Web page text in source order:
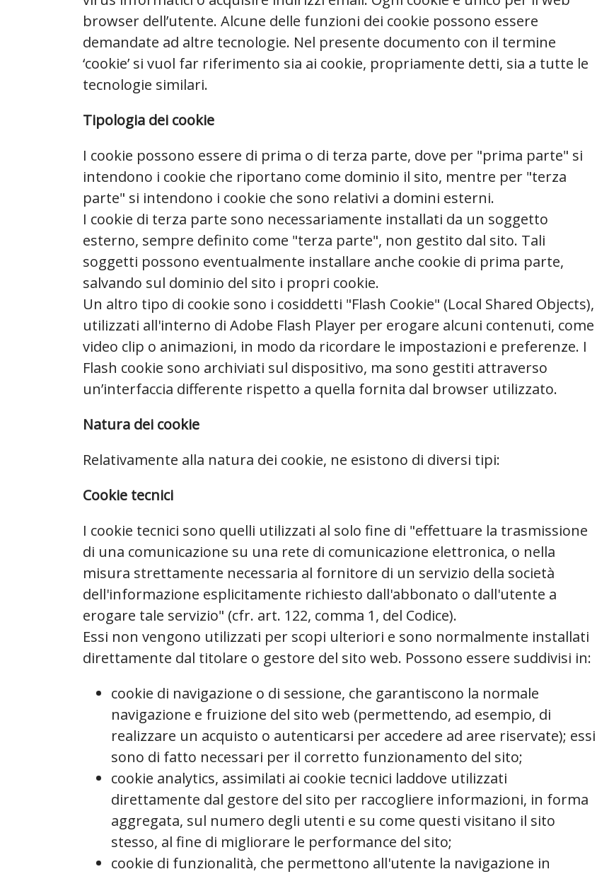
browser dell’utente. Alcune delle funzioni dei cookie possono essere
demandate ad altre tecnologie. Nel presente documento con il termine
‘cookie’ si vuol far riferimento sia ai cookie, propriamente detti, sia a tutte le
tecnologie similari.
Tipologia dei cookie
I cookie possono essere di prima o di terza parte, dove per "prima parte" si
intendono i cookie che riportano come dominio il sito, mentre per "terza
parte" si intendono i cookie che sono relativi a domini esterni.
I cookie di terza parte sono necessariamente installati da un soggetto
esterno, sempre definito come "terza parte", non gestito dal sito. Tali
soggetti possono eventualmente installare anche cookie di prima parte,
salvando sul dominio del sito i propri cookie.
Un altro tipo di cookie sono i cosiddetti "Flash Cookie" (Local Shared Objects),
utilizzati all'interno di Adobe Flash Player per erogare alcuni contenuti, come
video clip o animazioni, in modo da ricordare le impostazioni e preferenze. I
Flash cookie sono archiviati sul dispositivo, ma sono gestiti attraverso
un’interfaccia differente rispetto a quella fornita dal browser utilizzato.
Natura dei cookie
Relativamente alla natura dei cookie, ne esistono di diversi tipi:
Cookie tecnici
I cookie tecnici sono quelli utilizzati al solo fine di "effettuare la trasmissione
di una comunicazione su una rete di comunicazione elettronica, o nella
misura strettamente necessaria al fornitore di un servizio della società
dell'informazione esplicitamente richiesto dall'abbonato o dall'utente a
erogare tale servizio" (cfr. art. 122, comma 1, del Codice).
Essi non vengono utilizzati per scopi ulteriori e sono normalmente installati
direttamente dal titolare o gestore del sito web. Possono essere suddivisi in:
cookie di navigazione o di sessione, che garantiscono la normale
navigazione e fruizione del sito web (permettendo, ad esempio, di
realizzare un acquisto o autenticarsi per accedere ad aree riservate); essi
sono di fatto necessari per il corretto funzionamento del sito;
cookie analytics, assimilati ai cookie tecnici laddove utilizzati
direttamente dal gestore del sito per raccogliere informazioni, in forma
aggregata, sul numero degli utenti e su come questi visitano il sito
stesso, al fine di migliorare le performance del sito;
cookie di funzionalità, che permettono all'utente la navigazione in